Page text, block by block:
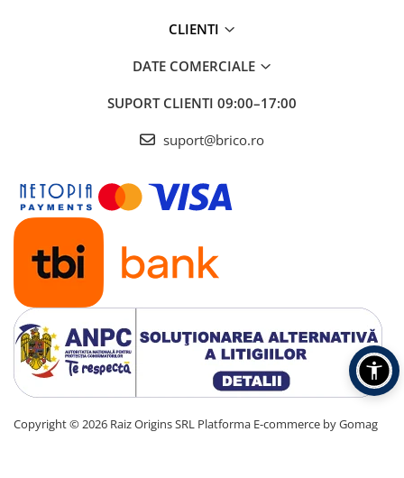
CLIENTI
DATE COMERCIALE
SUPORT CLIENTI 09:00–17:00
suport@brico.ro
Copyright © 2026 Raiz Origins SRL Platforma E-commerce by Gomag